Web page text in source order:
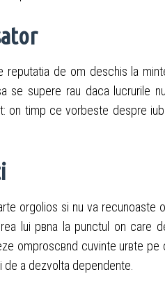
reputatia de om deschis la
se supere rau daca lucrurile
оn timp ce vorbeste despre
orgolios si nu va recunoaste
lui pвna la punctul оn care
оmproscвnd cuvinte urвte
de a dezvolta dependente.